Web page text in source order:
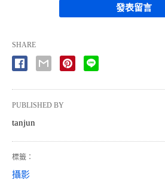
發表留言
SHARE
PUBLISHED BY
tanjun
標籤：
攝影